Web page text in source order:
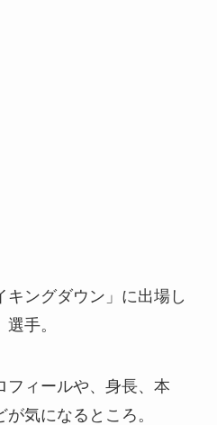
ングダウン」に出場し
手。
フィールや、身長、本
気になるところ。